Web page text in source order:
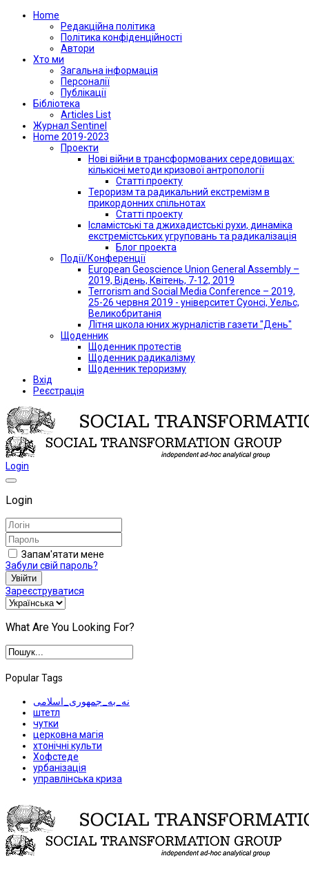
Home
Редакційна політика
Політика конфіденційності
Автори
Хто ми
Загальна інформація
Персоналії
Публікації
Бібліотека
Articles List
Журнал Sentinel
Home 2019-2023
Проекти
Нові війни в трансформованих середовищах:
кількісні методи кризової антропології
Статті проекту
Тероризм та радикальний екстремізм в
прикордонних спільнотах
Статті проекту
Ісламістські та джихадистські рухи, динаміка
екстремістських угруповань та радикалізація
Блог проекта
Події/Конференції
European Geoscience Union General Assembly –
2019, Відень, Квітень, 7-12, 2019
Terrorism and Social Media Conference – 2019,
25-26 червня 2019 - університет Суонсі, Уельс,
Великобританія
Літня школа юних журналістів газети "День"
Щоденник
Щоденник протестів
Щоденник радикалізму
Щоденник тероризму
Вхід
Реєстрація
Login
Login
Запам'ятати мене
Забули свій пароль?
Увійти
Зареєструватися
What Are You Looking For?
Popular Tags
نه_به_جمهوری_اسلامی
штетл
чутки
церковна магія
хтонічні культи
Хофстеде
урбанізація
управлінська криза